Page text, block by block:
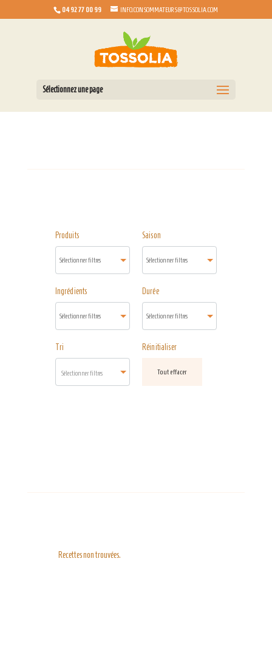
04 92 77 00 99 INFO.CONSOMMATEURS@TOSSOLIA.COM
Sélectionnez une page
Produits Saison
Ingrédients Durée
Tri
Sélectionner filtres
Réinitialiser
Tout effacer
Recettes non trouvées.